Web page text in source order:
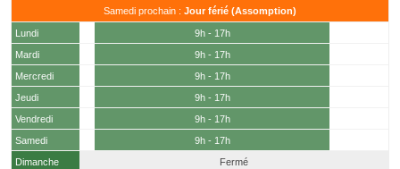
Samedi prochain : Jour férié (Assomption)
Lundi
9h - 17h
Mardi
9h - 17h
Mercredi
9h - 17h
Jeudi
9h - 17h
Vendredi
9h - 17h
Samedi
9h - 17h
Dimanche
Fermé